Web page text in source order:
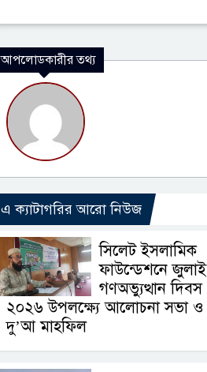
আপলোডকারীর তথ্য
এ ক্যাটাগরির আরো নিউজ
সিলেট ইসলামিক
ফাউন্ডেশনে জুলাই
গণঅভ্যুত্থান দিবস
২০২৬ উপলক্ষ্যে আলোচনা সভা ও
দু’আ মাহফিল